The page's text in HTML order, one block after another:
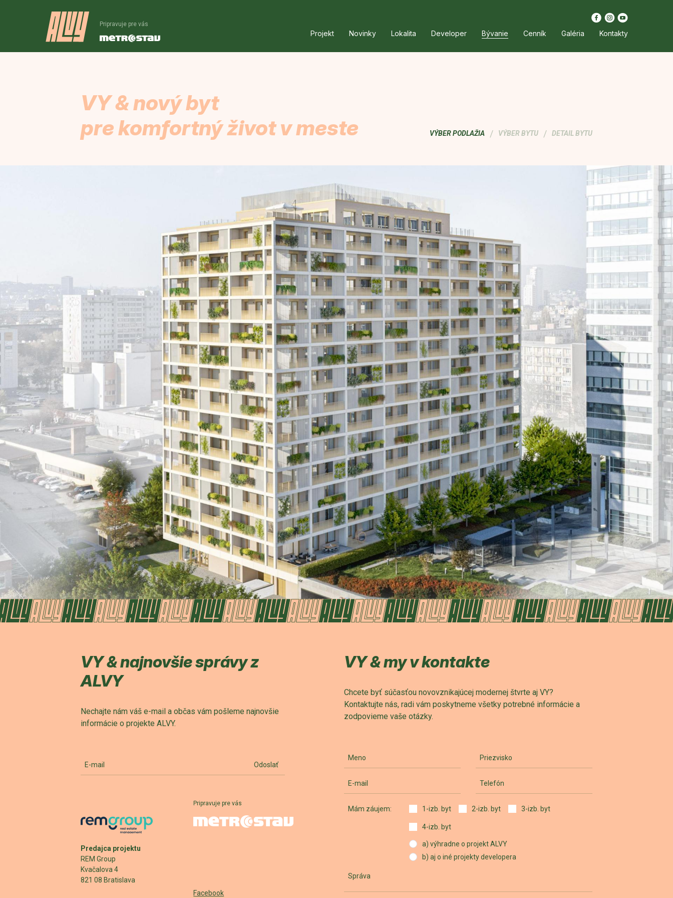
Pripravuje pre vás
Projekt Novinky Lokalita Developer Bývanie Cenník Galéria Kontakty
VY & nový byt
pre komfortný život v meste
VÝBER PODLAŽIA / VÝBER BYTU / DETAIL BYTU
VY & najnovšie správy z
ALVY
Nechajte nám váš e-mail a občas vám pošleme najnovšie
informácie o projekte ALVY.
E-mail Odoslať
Predajca projektu
REM Group
Kvačalova 4
821 08 Bratislava
Pripravuje pre vás
Facebook
VY & my v kontakte
Chcete byť súčasťou novovznikajúcej modernej štvrte aj VY?
Kontaktujte nás, radi vám poskytneme všetky potrebné informácie a
zodpovieme vaše otázky.
Meno Priezvisko
E-mail Telefón
Mám záujem: 1-izb. byt 2-izb. byt 3-izb. byt
4-izb. byt
a) výhradne o projekt ALVY
b) aj o iné projekty developera
Správa